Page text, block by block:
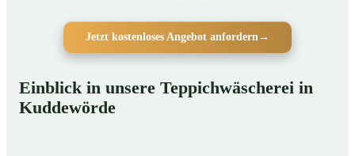
Jetzt kostenloses Angebot anfordern →
Einblick in unsere Teppichwäscherei in
Kuddewörde